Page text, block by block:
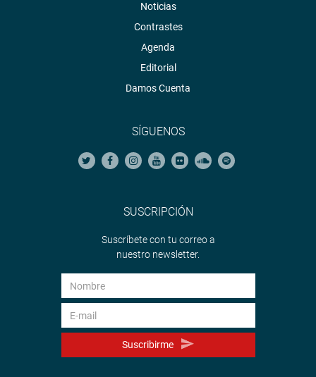
Noticias
Contrastes
Agenda
Editorial
Damos Cuenta
SÍGUENOS
SUSCRIPCIÓN
Suscríbete con tu correo a
nuestro newsletter.
Suscribirme